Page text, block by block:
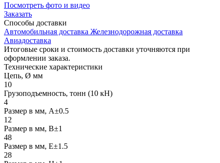
Посмотреть фото и видео
Заказать
Способы доставки
Автомобильная доставка Железнодорожная доставка
Авиадоставка
Итоговые сроки и стоимость доставки уточняются при
оформлении заказа.
Технические характеристики
Цепь, Ø мм
10
Грузоподъемность, тонн (10 кН)
4
Размер в мм, А±0.5
12
Размер в мм, В±1
48
Размер в мм, Е±1.5
28